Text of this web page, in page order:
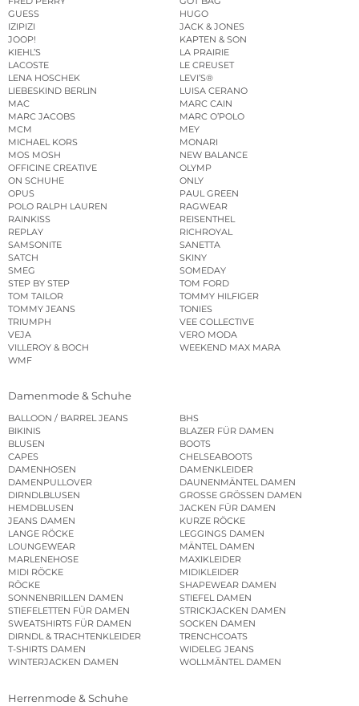
GUESS
HUGO
IZIPIZI
JACK & JONES
JOOP!
KAPTEN & SON
KIEHL’S
LA PRAIRIE
LACOSTE
LE CREUSET
LENA HOSCHEK
LEVI’S®
LIEBESKIND BERLIN
LUISA CERANO
MAC
MARC CAIN
MARC JACOBS
MARC O’POLO
MCM
MEY
MICHAEL KORS
MONARI
MOS MOSH
NEW BALANCE
OFFICINE CREATIVE
OLYMP
ON SCHUHE
ONLY
OPUS
PAUL GREEN
POLO RALPH LAUREN
RAGWEAR
RAINKISS
REISENTHEL
REPLAY
RICHROYAL
SAMSONITE
SANETTA
SATCH
SKINY
SMEG
SOMEDAY
STEP BY STEP
TOM FORD
TOM TAILOR
TOMMY HILFIGER
TOMMY JEANS
TONIES
TRIUMPH
VEE COLLECTIVE
VEJA
VERO MODA
VILLEROY & BOCH
WEEKEND MAX MARA
WMF
Damenmode & Schuhe
BALLOON / BARREL JEANS
BHS
BIKINIS
BLAZER FÜR DAMEN
BLUSEN
BOOTS
CAPES
CHELSEABOOTS
DAMENHOSEN
DAMENKLEIDER
DAMENPULLOVER
DAUNENMÄNTEL DAMEN
DIRNDLBLUSEN
GROSSE GRÖSSEN DAMEN
HEMDBLUSEN
JACKEN FÜR DAMEN
JEANS DAMEN
KURZE RÖCKE
LANGE RÖCKE
LEGGINGS DAMEN
LOUNGEWEAR
MÄNTEL DAMEN
MARLENEHOSE
MAXIKLEIDER
MIDI RÖCKE
MIDIKLEIDER
RÖCKE
SHAPEWEAR DAMEN
SONNENBRILLEN DAMEN
STIEFEL DAMEN
STIEFELETTEN FÜR DAMEN
STRICKJACKEN DAMEN
SWEATSHIRTS FÜR DAMEN
SOCKEN DAMEN
DIRNDL & TRACHTENKLEIDER
TRENCHCOATS
T-SHIRTS DAMEN
WIDELEG JEANS
WINTERJACKEN DAMEN
WOLLMÄNTEL DAMEN
Herrenmode & Schuhe